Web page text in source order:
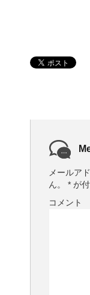
メールア
ん。
* が
コメント